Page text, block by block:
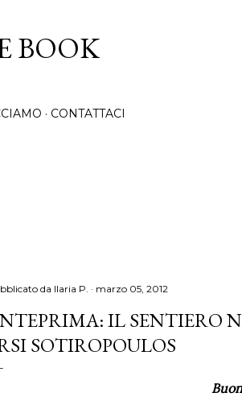
BOOK
CONTATTACI
da Ilaria P. marzo 05, 2012
IL SENTIERO
SOTIROPOULOS